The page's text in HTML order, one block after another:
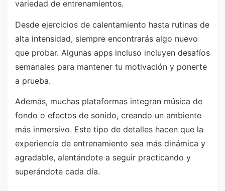
variedad de entrenamientos.
Desde ejercicios de calentamiento hasta rutinas de
alta intensidad, siempre encontrarás algo nuevo
que probar. Algunas apps incluso incluyen desafíos
semanales para mantener tu motivación y ponerte
a prueba.
Además, muchas plataformas integran música de
fondo o efectos de sonido, creando un ambiente
más inmersivo. Este tipo de detalles hacen que la
experiencia de entrenamiento sea más dinámica y
agradable, alentándote a seguir practicando y
superándote cada día.